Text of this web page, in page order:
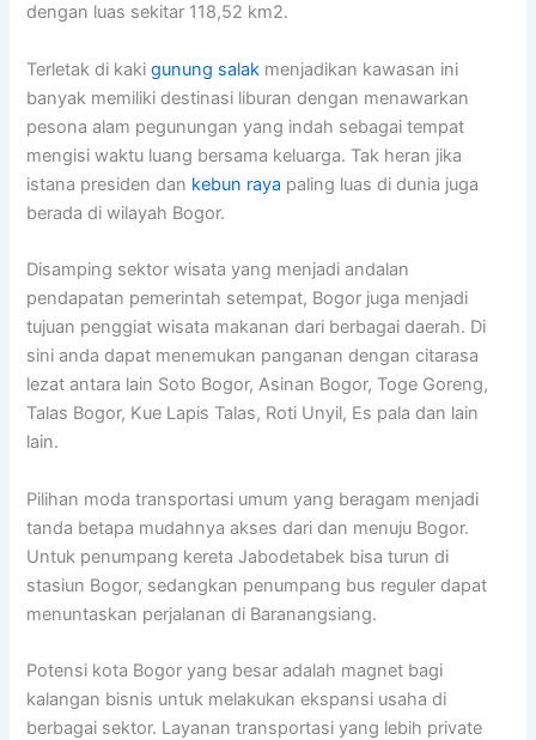
dengan luas sekitar 118,52 km2.
Terletak di kakigunung salak menjadikan kawasan ini
banyak memiliki destinasi liburan dengan menawarkan
pesona alam pegunungan yang indah sebagai tempat
mengisi waktu luang bersama keluarga. Tak heran jika
istana presiden dan kebun raya paling luas di dunia juga
berada di wilayah Bogor.
Disamping sektor wisata yang menjadi andalan
pendapatan pemerintah setempat, Bogor juga menjadi
tujuan penggiat wisata makanan dari berbagai daerah. Di
sini anda dapat menemukan panganan dengan citarasa
lezat antara lain Soto Bogor, Asinan Bogor, Toge Goreng,
Talas Bogor, Kue Lapis Talas, Roti Unyil, Es pala dan lain
lain.
Pilihan moda transportasi umum yang beragam menjadi
tanda betapa mudahnya akses dari dan menuju Bogor.
Untuk penumpang kereta Jabodetabek bisa turun di
stasiun Bogor, sedangkan penumpang bus reguler dapat
menuntaskan perjalanan di Baranangsiang.
Potensi kota Bogor yang besar adalah magnet bagi
kalangan bisnis untuk melakukan ekspansi usaha di
berbagai sektor. Layanan transportasi yang lebih private